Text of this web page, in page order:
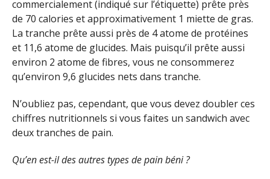
commercialement (indiqué sur l’étiquette) prête près
de 70 calories et approximativement 1 miette de gras.
La tranche prête aussi près de 4 atome de protéines
et 11,6 atome de glucides. Mais puisqu’il prête aussi
environ 2 atome de fibres, vous ne consommerez
qu’environ 9,6 glucides nets dans tranche.
N’oubliez pas, cependant, que vous devez doubler ces
chiffres nutritionnels si vous faites un sandwich avec
deux tranches de pain.
Qu’en est-il des autres types de pain béni ?